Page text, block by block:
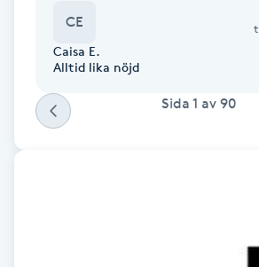
Face framing
Faceliftmassage
CE
Caisa E.
Alltid lika nöjd
Sida 1 av 90